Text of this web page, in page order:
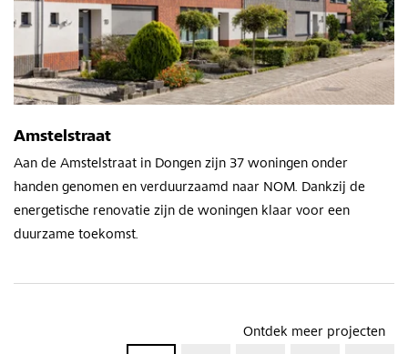
Amstelstraat
Aan de Amstelstraat in Dongen zijn 37 woningen onder
handen genomen en verduurzaamd naar NOM. Dankzij de
energetische renovatie zijn de woningen klaar voor een
duurzame toekomst.
Ontdek meer projecten